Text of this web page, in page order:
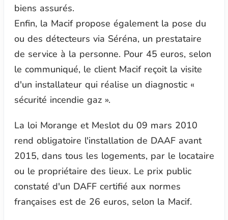
biens assurés.
Enfin, la Macif propose également la pose du
ou des détecteurs via Séréna, un prestataire
de service à la personne. Pour 45 euros, selon
le communiqué, le client Macif reçoit la visite
d'un installateur qui réalise un diagnostic «
sécurité incendie gaz ».
La loi Morange et Meslot du 09 mars 2010
rend obligatoire l'installation de DAAF avant
2015, dans tous les logements, par le locataire
ou le propriétaire des lieux. Le prix public
constaté d'un DAFF certifié aux normes
françaises est de 26 euros, selon la Macif.